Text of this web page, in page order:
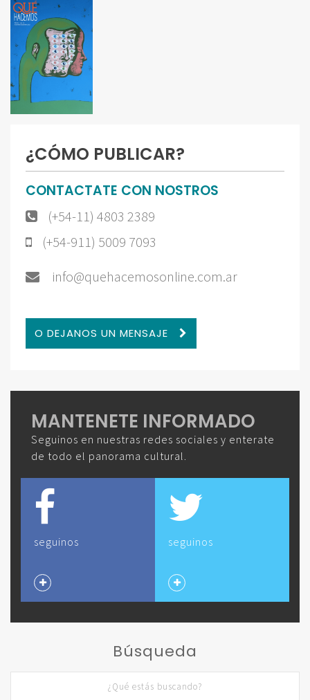
¿CÓMO PUBLICAR?
CONTACTATE CON NOSTROS
(+54-11) 4803 2389
(+54-911) 5009 7093
info@quehacemosonline.com.ar
O DEJANOS UN MENSAJE
MANTENETE INFORMADO
Seguinos en nuestras redes sociales y enterate
de todo el panorama cultural.
seguinos seguinos
Búsqueda